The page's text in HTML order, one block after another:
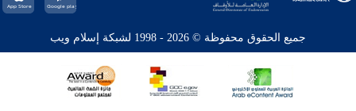
جميع الحقوق محفوظة © 2026 - 1998 لشبكة إسلام ويب